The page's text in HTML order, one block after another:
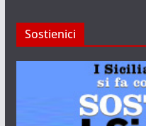
Sostienici